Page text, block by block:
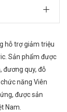
hỗ trợ giảm triệu
Sản phẩm được
đương quy, đỗ
năng Viên
được sản
Nam.